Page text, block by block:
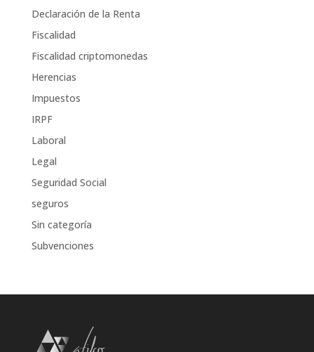
Declaración de la Renta
Fiscalidad
Fiscalidad criptomonedas
Herencias
Impuestos
IRPF
Laboral
Legal
Seguridad Social
seguros
Sin categoría
Subvenciones